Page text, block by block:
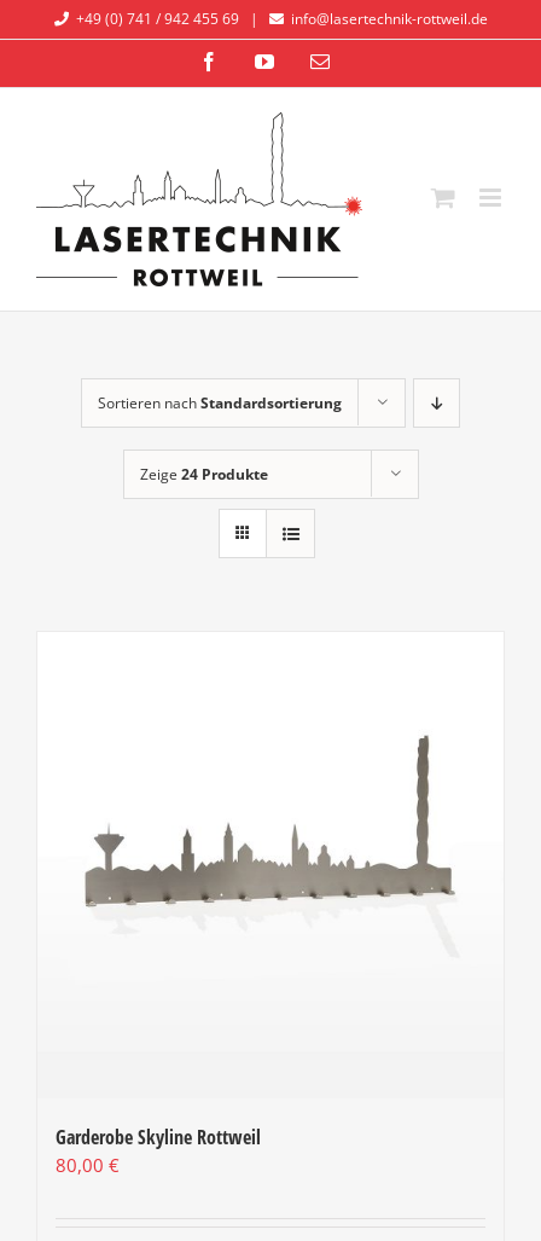
Inhalt
+49 (0) 741 / 942 455 69| info@lasertechnik-rottweil.de
FacebookYouTubeE-
Sortieren nachStandardsortierung
Zeige 24 Produkte
Garderobe Skyline Rottweil
80,00 €